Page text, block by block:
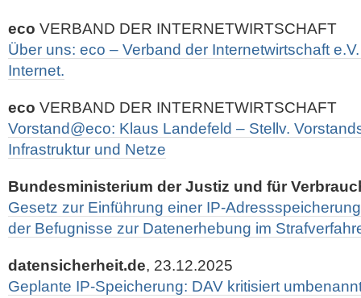
eco VERBAND DER INTERNETWIRTSCHAFT
Über uns: eco – Verband der Internetwirtschaft
Internet.
eco VERBAND DER INTERNETWIRTSCHAFT
Vorstand@eco: Klaus Landefeld – Stellv.
Infrastruktur und Netze
Bundesministerium der Justiz und für
Gesetz zur Einführung einer IP-
der Befugnisse zur Datenerhebung im
datensicherheit.de, 23.12.2025
Geplante IP-Speicherung: DAV kritisiert